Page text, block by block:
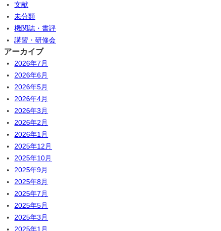
文献
未分類
機関誌・書評
講習・研修会
アーカイブ
2026年7月
2026年6月
2026年5月
2026年4月
2026年3月
2026年2月
2026年1月
2025年12月
2025年10月
2025年9月
2025年8月
2025年7月
2025年5月
2025年3月
2025年1月